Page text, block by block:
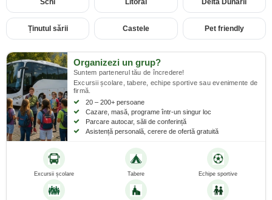
Schi Litoral Delta Dunării
Ținutul sării Castele Pet friendly
Organizezi un grup?
Suntem partenerul tău de încredere!
Excursii școlare, tabere, echipe sportive sau evenimente de
firmă.
20 – 200+ persoane
Cazare, masă, programe într-un singur loc
Parcare autocar, săli de conferință
Asistență personală, cerere de ofertă gratuită
Excursii școlare Tabere Echipe sportive